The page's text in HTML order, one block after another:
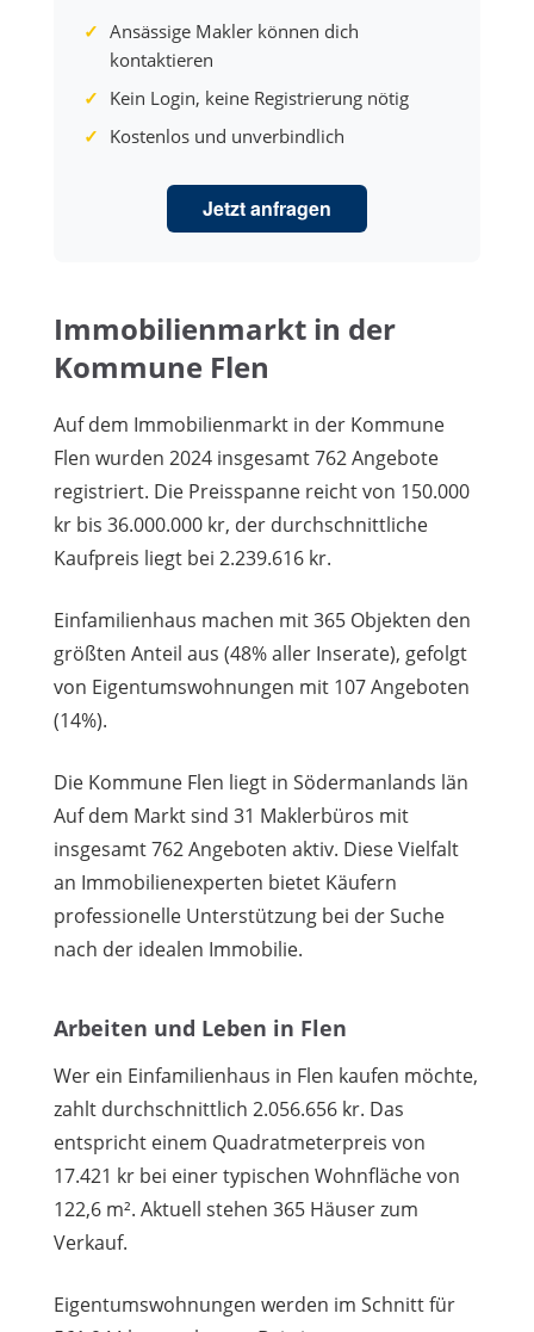
Ansässige Makler können dich
kontaktieren
Kein Login, keine Registrierung nötig
Kostenlos und unverbindlich
Jetzt anfragen
Immobilienmarkt in der
Kommune Flen
Auf dem Immobilienmarkt in der Kommune
Flen wurden 2024 insgesamt 762 Angebote
registriert. Die Preisspanne reicht von 150.000
kr bis 36.000.000 kr, der durchschnittliche
Kaufpreis liegt bei 2.239.616 kr.
Einfamilienhaus machen mit 365 Objekten den
größten Anteil aus (48% aller Inserate), gefolgt
von Eigentumswohnungen mit 107 Angeboten
(14%).
Die Kommune Flen liegt in Södermanlands län
Auf dem Markt sind 31 Maklerbüros mit
insgesamt 762 Angeboten aktiv. Diese Vielfalt
an Immobilienexperten bietet Käufern
professionelle Unterstützung bei der Suche
nach der idealen Immobilie.
Arbeiten und Leben in Flen
Wer ein Einfamilienhaus in Flen kaufen möchte,
zahlt durchschnittlich 2.056.656 kr. Das
entspricht einem Quadratmeterpreis von
17.421 kr bei einer typischen Wohnfläche von
122,6 m². Aktuell stehen 365 Häuser zum
Verkauf.
Eigentumswohnungen werden im Schnitt für